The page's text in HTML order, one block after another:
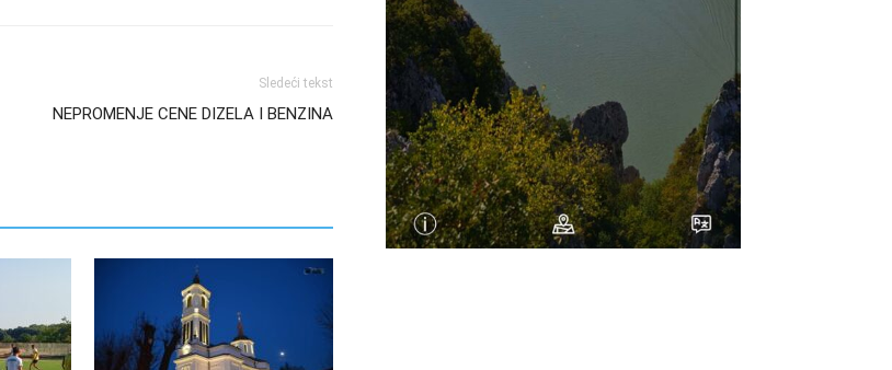
Sledeći tekst
NEPROMENJE CENE DIZELA I BENZINA